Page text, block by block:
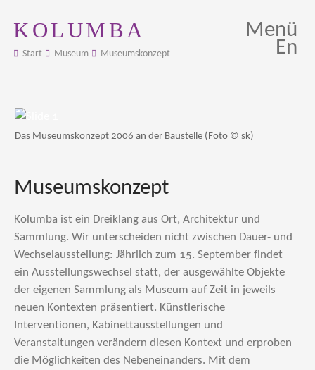
KOLUMBA
Start Museum Museumskonzept
Menü
En
Das Museumskonzept 2006 an der Baustelle (Foto © sk)
Museumskonzept
Kolumba ist ein Dreiklang aus Ort, Architektur und
Sammlung. Wir unterscheiden nicht zwischen Dauer- und
Wechselausstellung: Jährlich zum 15. September findet
ein Ausstellungswechsel statt, der ausgewählte Objekte
der eigenen Sammlung als Museum auf Zeit in jeweils
neuen Kontexten präsentiert. Künstlerische
Interventionen, Kabinettausstellungen und
Veranstaltungen verändern diesen Kontext und erproben
die Möglichkeiten des Nebeneinanders. Mit dem